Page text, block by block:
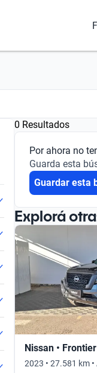
0 Resultados
Por ahora no
Guarda esta
Guardar esta
Explorá
Nissan • Frontier
2023 • 27.581 km